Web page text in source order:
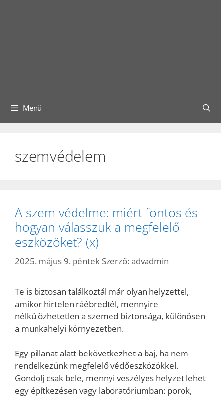
Menü
szemvédelem
A szem védelme: miért fontos és
hogyan válasszuk a megfelelő
eszközöket? (x)
2025. május 9. péntek Szerző: advadmin
Te is biztosan találkoztál már olyan helyzettel,
amikor hirtelen ráébredtél, mennyire
nélkülözhetetlen a szemed biztonsága, különösen
a munkahelyi környezetben.
Egy pillanat alatt bekövetkezhet a baj, ha nem
rendelkezünk megfelelő védőeszközökkel.
Gondolj csak bele, mennyi veszélyes helyzet lehet
egy építkezésen vagy laboratóriumban: porok,